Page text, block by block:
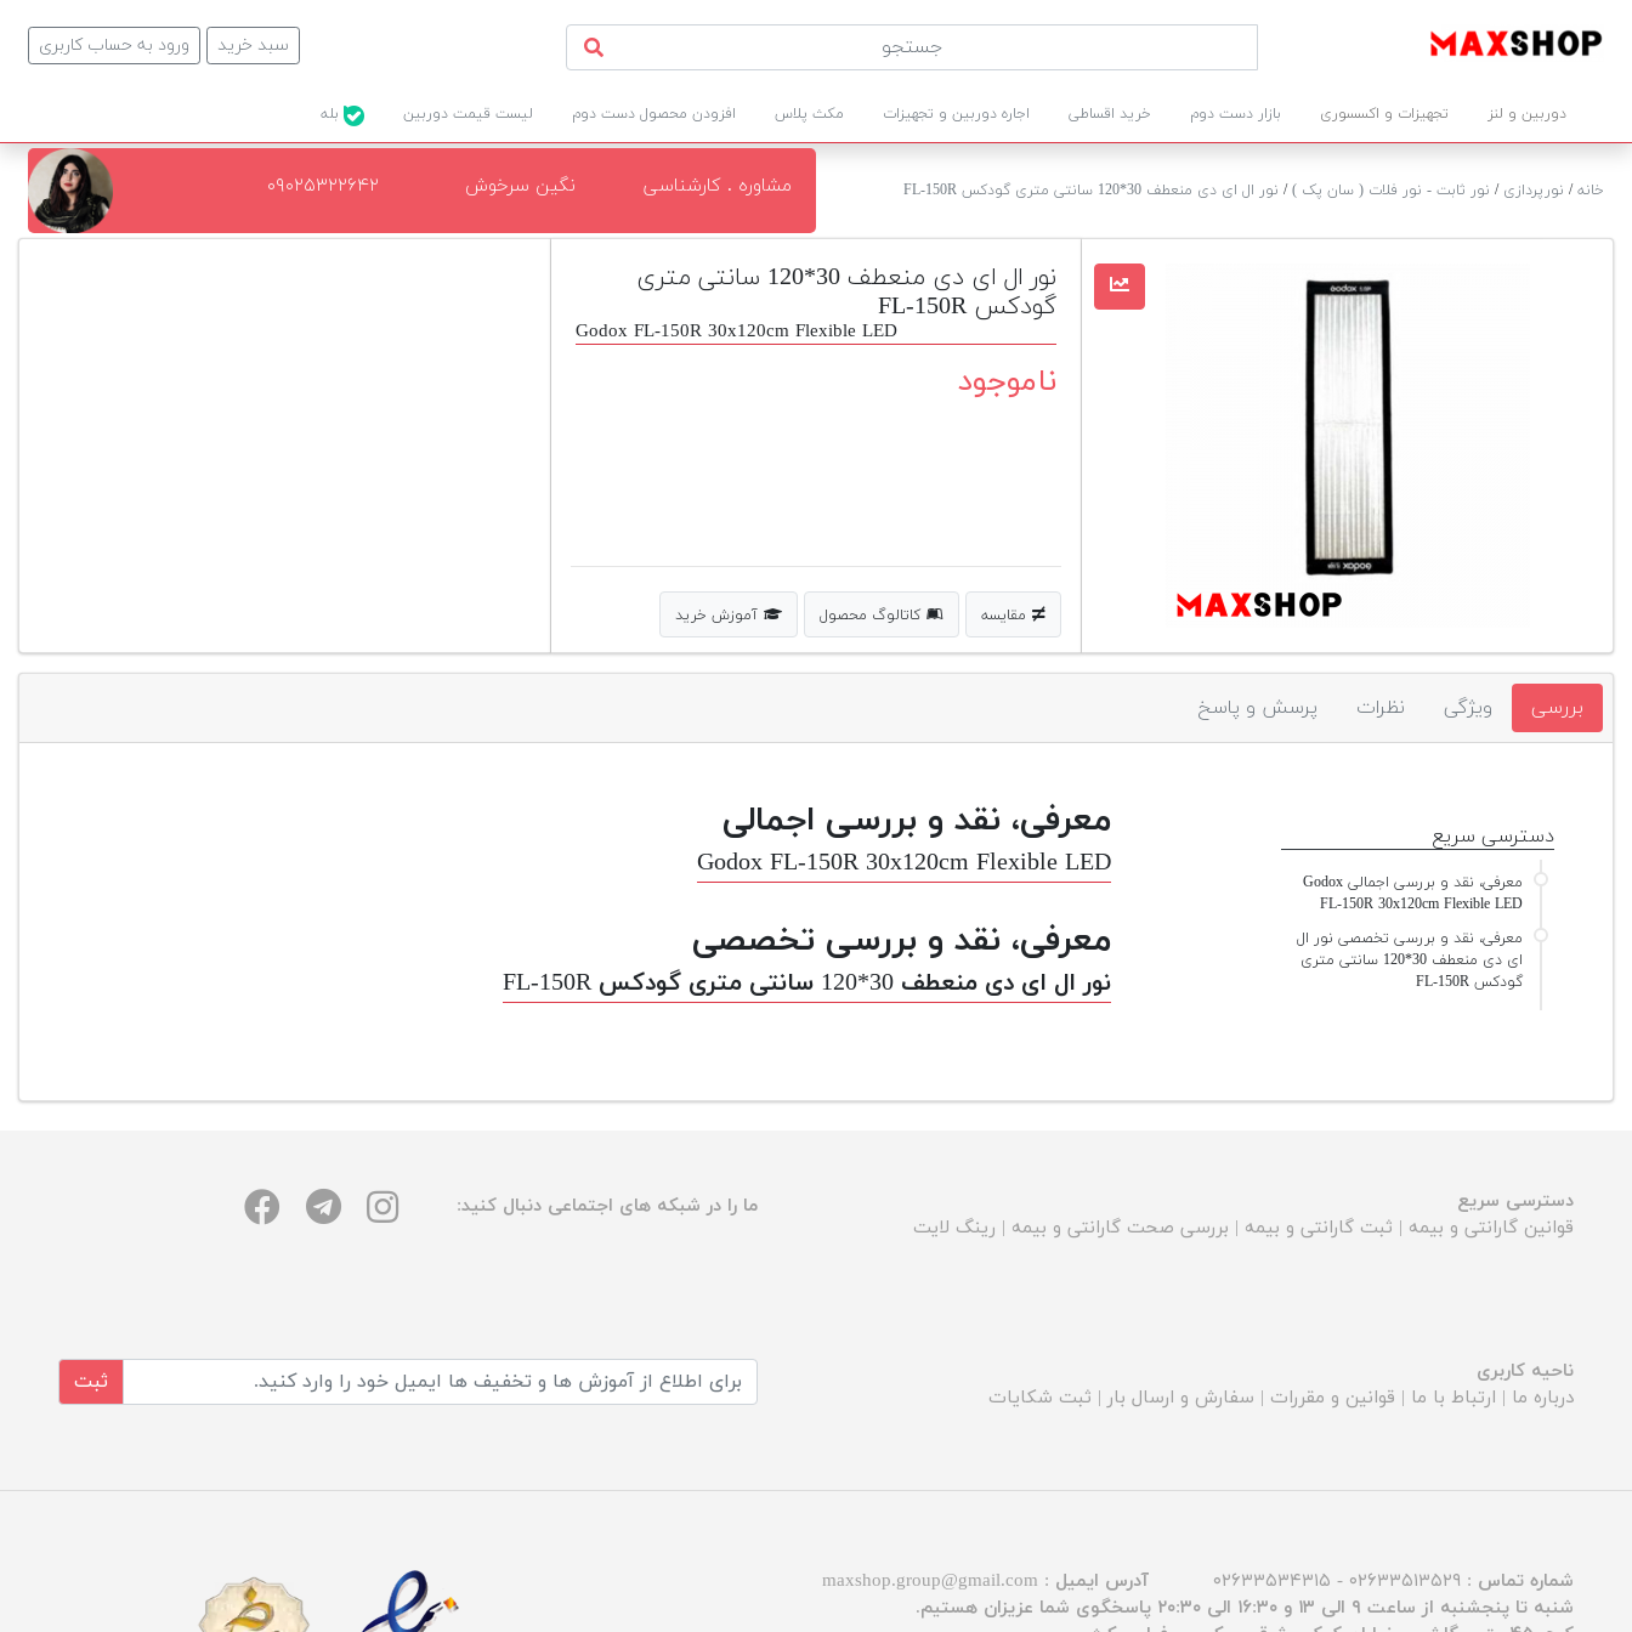
ورود به حساب کاربری سبد خرید
دوربین و لنز تجهیزات و اکسسوری بازار دست دوم خرید اقساطی اجاره دوربین و تجهیزات مکث پلاس افزودن محصول دست دوم لیست قیمت دوربین
خانه/ نورپردازی / نور ثابت - نور فلات ( سان پک )/ نور ال ای دی منعطف 30*120 سانتی متری گودکس FL-150R مشاوره . کارشناسی نگین سرخوش ۰۹۰۲۵۳۲۲۶۴۲
نور ال ای دی منعطف 30*120 سانتی متری
گودکس FL-150R
Godox FL-150R 30x120cm Flexible LED
ناموجود
مقایسه کاتالوگ محصول آموزش خرید
بررسی ویژگی نظرات پرسش و پاسخ
معرفی، نقد و بررسی اجمالی
Godox FL-150R 30x120cm Flexible LED
معرفی، نقد و بررسی تخصصی
نور ال ای دی منعطف 30*120 سانتی متری گودکس FL-150R
دسترسی سریع
معرفی، نقد و بررسی اجمالی Godox
FL-150R 30x120cm Flexible LED
معرفی، نقد و بررسی تخصصی نور ال
ای دی منعطف 30*120 سانتی متری
گودکس FL-150R
دسترسی سریع
قوانین گارانتی و بیمه | ثبت گارانتی و بیمه | بررسی صحت گارانتی و بیمه | رینگ لایت
ما را در شبکه های اجتماعی دنبال کنید:
ناحیه کاربری
درباره ما | ارتباط با ما | قوانین و مقررات | سفارش و ارسال بار | ثبت شکایات
ثبت
شماره تماس : ۰۲۶۳۳۵۱۳۵۲۹ - ۰۲۶۳۳۵۳۴۳۱۵ آدرس ایمیل : maxshop.group@gmail.com
شنبه تا پنجشنبه از ساعت ۹ الی ۱۳ و ۱۶:۳۰ الی ۲۰:۳۰ پاسخگوی شما عزیزان هستیم.